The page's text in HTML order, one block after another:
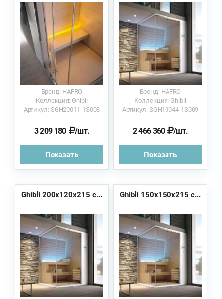
Бренд: HAFRO
Коллекция: Ghibli
Артикул: SGH20011-1S008
3 209 180 /шт.
Показать
Бренд: HAFRO
Коллекция: Ghibli
Артикул: SGH10044-1S009
2 466 360 /шт.
Показать
Ghibli 200x120x215 с... Ghibli 150x150x215 с...